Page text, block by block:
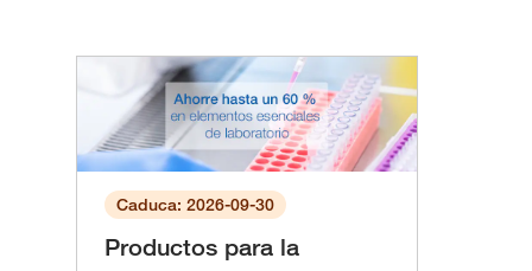
Caduca: 2026-09-30
Productos para la